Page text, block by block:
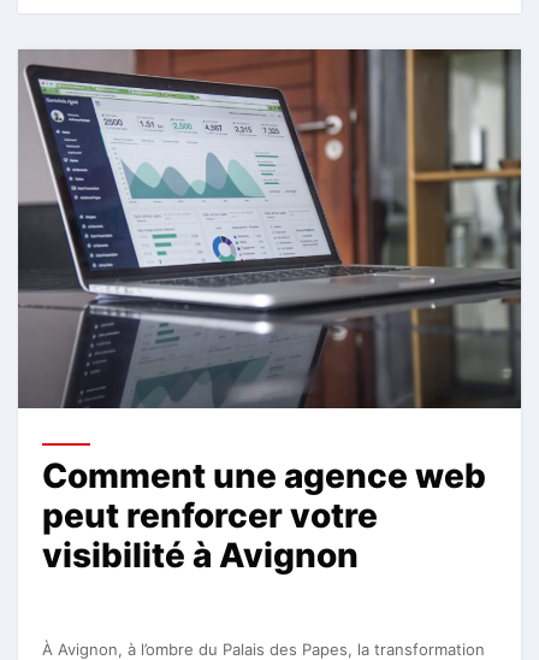
Comment une agence web
peut renforcer votre
visibilité à Avignon
À Avignon, à l’ombre du Palais des Papes, la transformation